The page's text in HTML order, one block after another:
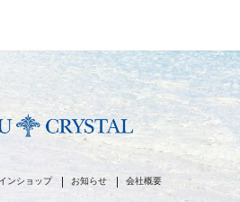
ンショップ お知らせ 会社概要